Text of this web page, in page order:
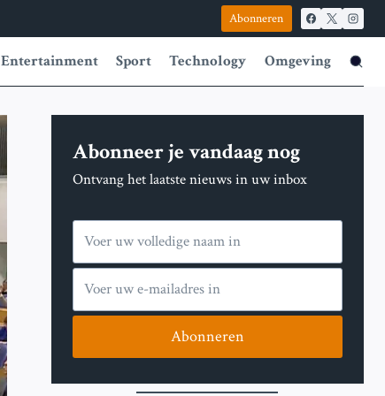
Abonneren
Entertainment Sport Technology Omgeving
Abonneer je vandaag nog
Ontvang het laatste nieuws in uw inbox
Abonneren